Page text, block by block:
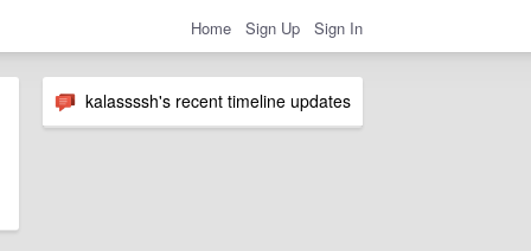
Home Sign Up Sign In
kalassssh's recent timeline updates